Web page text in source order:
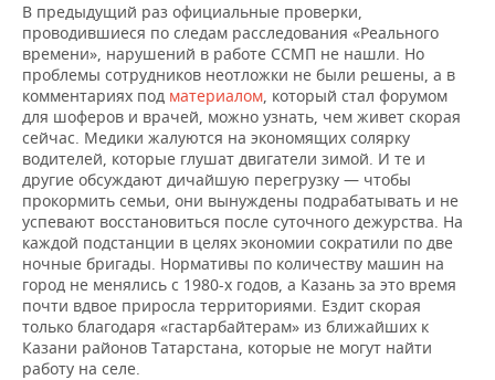
В предыдущий раз официальные проверки,
проводившиеся по следам расследования «Реального
времени», нарушений в работе ССМП не нашли. Но
проблемы сотрудников неотложки не были решены, а в
комментариях под материалом, который стал форумом
для шоферов и врачей, можно узнать, чем живет скорая
сейчас. Медики жалуются на экономящих солярку
водителей, которые глушат двигатели зимой. И те и
другие обсуждают дичайшую перегрузку — чтобы
прокормить семьи, они вынуждены подрабатывать и не
успевают восстановиться после суточного дежурства. На
каждой подстанции в целях экономии сократили по две
ночные бригады. Нормативы по количеству машин на
город не менялись с 1980-х годов, а Казань за это время
почти вдвое приросла территориями. Ездит скорая
только благодаря «гастарбайтерам» из ближайших к
Казани районов Татарстана, которые не могут найти
работу на селе.